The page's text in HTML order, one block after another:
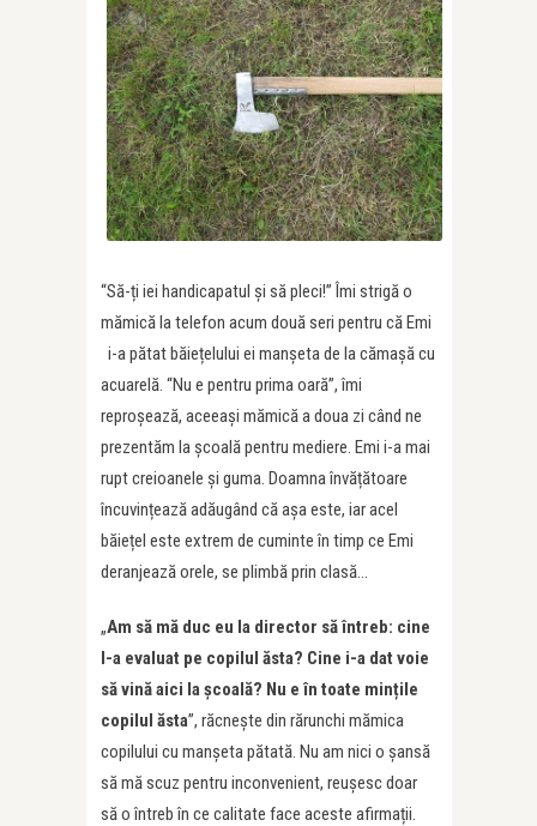
“Să-ți iei handicapatul și să pleci!” Îmi strigă o
mămică la telefon acum două seri pentru că Emi
i-a pătat băiețelului ei manșeta de la cămașă cu
acuarelă. “Nu e pentru prima oară”, îmi
reproșează, aceeași mămică a doua zi când ne
prezentăm la școală pentru mediere. Emi i-a mai
rupt creioanele și guma. Doamna învățătoare
încuvințează adăugând că așa este, iar acel
băiețel este extrem de cuminte în timp ce Emi
deranjează orele, se plimbă prin clasă…
„Am să mă duc eu la director să întreb: cine
l-a evaluat pe copilul ăsta? Cine i-a dat voie
să vină aici la școală? Nu e în toate mințile
copilul ăsta”, răcnește din rărunchi mămica
copilului cu manșeta pătată. Nu am nici o șansă
să mă scuz pentru inconvenient, reușesc doar
să o întreb în ce calitate face aceste afirmații.